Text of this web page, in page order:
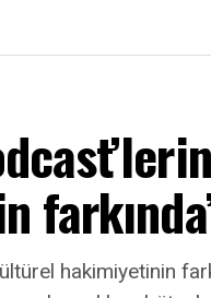
hakimiyetinin